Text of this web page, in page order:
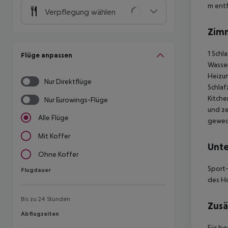
Verpflegung wählen
Flüge anpassen
Nur Direktflüge
Nur Eurowings-Flüge
Alle Flüge
Mit Koffer
Ohne Koffer
Flugdauer
Flugdauer
Bis zu 24 Stunden
Abflugzeiten
Abflugzeiten
m
1
und
des